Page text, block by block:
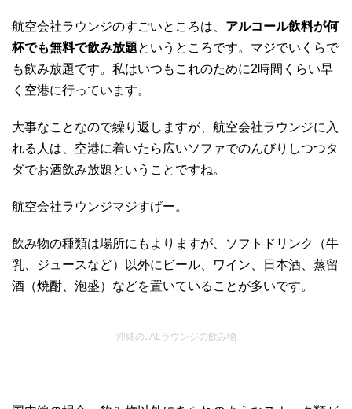
航空会社ラウンジのすごいところは、 アルコール飲料が何
杯でも無料で飲み放題というところです。マジでいくらで
も飲み放題です。私はいつもこれのために2時間くらい早
く空港に行っています。
大事なことなので繰り返しますが、航空会社ラウンジに入
れる人は、空港に着いたら広いソファでのんびりしつつタ
ダでお酒飲み放題ということですね。
航空会社ラウンジマジすげー。
飲み物の種類は場所にもよりますが、ソフトドリンク（牛
乳、ジュースなど）以外にビール、ワイン、日本酒、蒸留
酒（焼酎、泡盛）などを置いていることが多いです。
沖縄のJALラウンジの飲み物